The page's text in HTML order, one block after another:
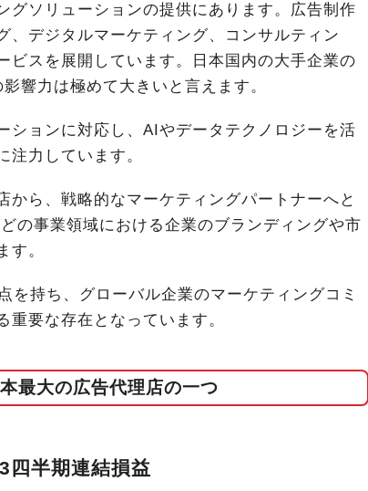
グソリューションの提供にあります。広告制作
、デジタルマーケティング、コンサルティン
ビスを展開しています。日本国内の大手企業の
響力は極めて大きいと言えます。
ションに対応し、AIやデータテクノロジーを活
注力しています。
から、戦略的なマーケティングパートナーへと
の事業領域における企業のブランディングや市
す。
を持ち、グローバル企業のマーケティングコミ
重要な存在となっています。
本最大の広告代理店の一つ
四半期連結損益